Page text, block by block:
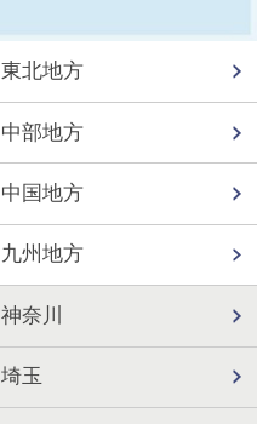
東北地方
中部地方
中国地方
九州地方
神奈川
埼玉